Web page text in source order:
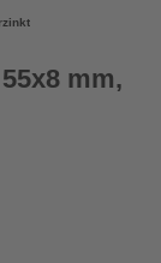
mm,